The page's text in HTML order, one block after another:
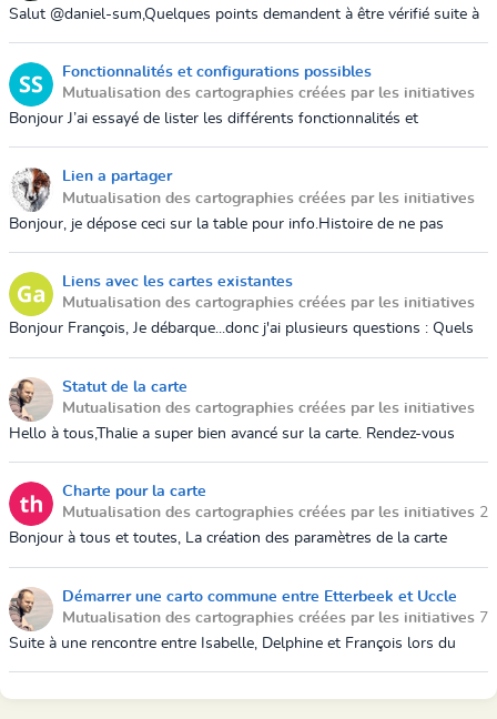
11 juin 2019 10:25
Salut @daniel-sum,Quelques points demandent à être vérifié suite à
Fonctionnalités et configurations possibles
Mutualisation des cartographies créées par les initiatives
29 mai 2019 18:08
Bonjour J’ai essayé de lister les différents fonctionnalités et
Lien a partager
Mutualisation des cartographies créées par les initiatives
27 mai 2019 16:43
Bonjour, je dépose ceci sur la table pour info.Histoire de ne pas
Liens avec les cartes existantes
Mutualisation des cartographies créées par les initiatives
27 mai 2019 16:42
Bonjour François, Je débarque...donc j'ai plusieurs questions : Quels
Statut de la carte
Mutualisation des cartographies créées par les initiatives
23 mai 2019 17:22
Hello à tous,Thalie a super bien avancé sur la carte. Rendez-vous
? François
Charte pour la carte
Mutualisation des cartographies créées par les initiatives 2
mai 2019 10:39
Bonjour à tous et toutes, La création des paramètres de la carte
Démarrer une carto commune entre Etterbeek et Uccle
Mutualisation des cartographies créées par les initiatives 7
avril 2019 18:15
Suite à une rencontre entre Isabelle, Delphine et François lors du